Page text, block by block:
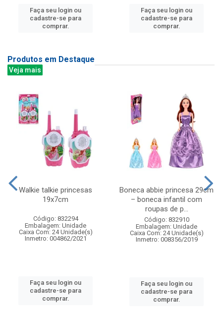
Faça seu login ou
cadastre-se para
comprar.
Faça seu login ou
cadastre-se para
comprar.
Produtos em Destaque
Veja mais
Walkie talkie princesas
19x7cm
Código: 832294
Embalagem: Unidade
Caixa Com: 24 Unidade(s)
Inmetro: 004862/2021
Faça seu login ou
cadastre-se para
comprar.
Boneca abbie princesa 29cm
– boneca infantil com
roupas de p...
Código: 832910
Embalagem: Unidade
Caixa Com: 24 Unidade(s)
Inmetro: 008356/2019
Faça seu login ou
cadastre-se para
comprar.